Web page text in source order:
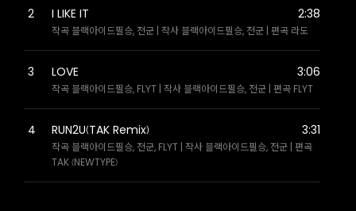
2 I LIKE IT
작곡 블랙아이드필승, 전군 | 작사 블랙아이드필승, 전군 | 편곡 라도
2:38
3 LOVE
작곡 블랙아이드필승, FLYT | 작사 블랙아이드필승, 전군 | 편곡 FLYT
3:06
4 RUN2U(TAK Remix)
작곡 블랙아이드필승, 전군, FLYT | 작사 블랙아이드필승, 전군 | 편곡
TAK (NEWTYPE)
3:31